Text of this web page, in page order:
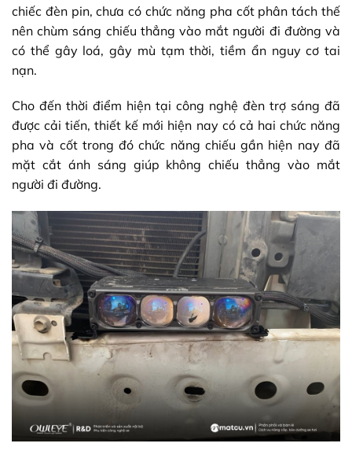
chiếc đèn pin, chưa có chức năng pha cốt phân tách thế
nên chùm sáng chiếu thẳng vào mắt người đi đường và
có thể gây loá, gây mù tạm thời, tiềm ẩn nguy cơ tai
nạn.
Cho đến thời điểm hiện tại công nghệ đèn trợ sáng đã
được cải tiến, thiết kế mới hiện nay có cả hai chức năng
pha và cốt trong đó chức năng chiếu gần hiện nay đã
mặt cắt ánh sáng giúp không chiếu thẳng vào mắt
người đi đường.